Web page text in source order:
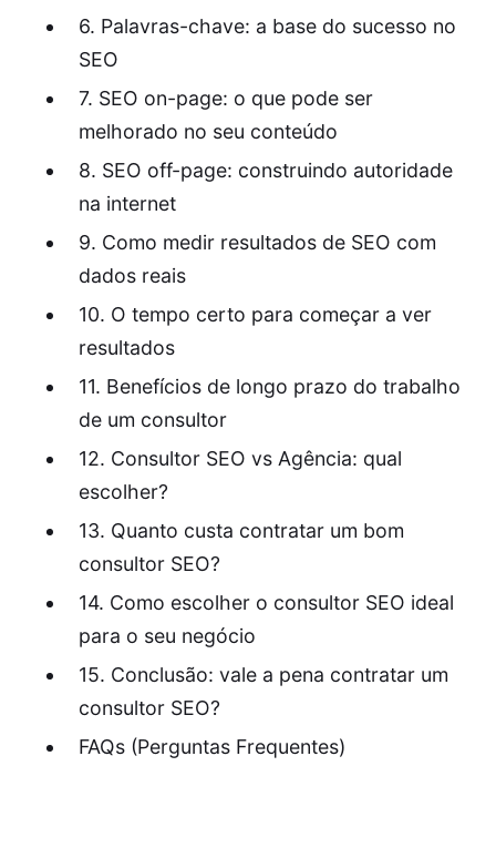
6. Palavras-chave: a base do sucesso no
SEO
7. SEO on-page: o que pode ser
melhorado no seu conteúdo
8. SEO off-page: construindo autoridade
na internet
9. Como medir resultados de SEO com
dados reais
10. O tempo certo para começar a ver
resultados
11. Benefícios de longo prazo do trabalho
de um consultor
12. Consultor SEO vs Agência: qual
escolher?
13. Quanto custa contratar um bom
consultor SEO?
14. Como escolher o consultor SEO ideal
para o seu negócio
15. Conclusão: vale a pena contratar um
consultor SEO?
FAQs (Perguntas Frequentes)